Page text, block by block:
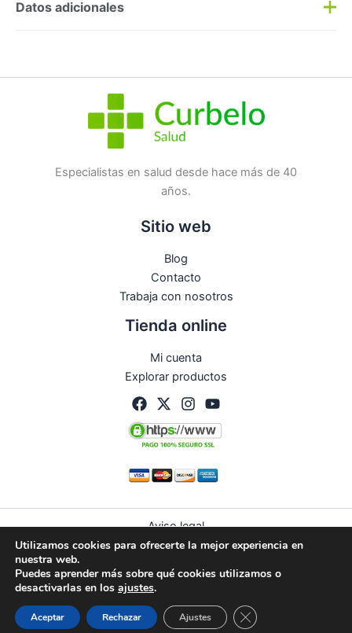
Preguntas y respuestas
No hay preguntas todavía
Datos adicionales
Especialistas en salud desde hace más de 40
años.
Sitio web
Blog
Contacto
Trabaja con nosotros
Tienda online
Mi cuenta
Explorar productos
Aviso legal
Política de privacidad
Política de devoluciones y reembolsos
© 2026 Curbelo | Todos los derechos reservados
Utilizamos cookies para ofrecerte la mejor experiencia en
nuestra web.
Puedes aprender más sobre qué cookies utilizamos o
desactivarlas en los ajustes.
Aceptar Rechazar Ajustes Cerrar el banner de
Guardias Citas WhatsApp